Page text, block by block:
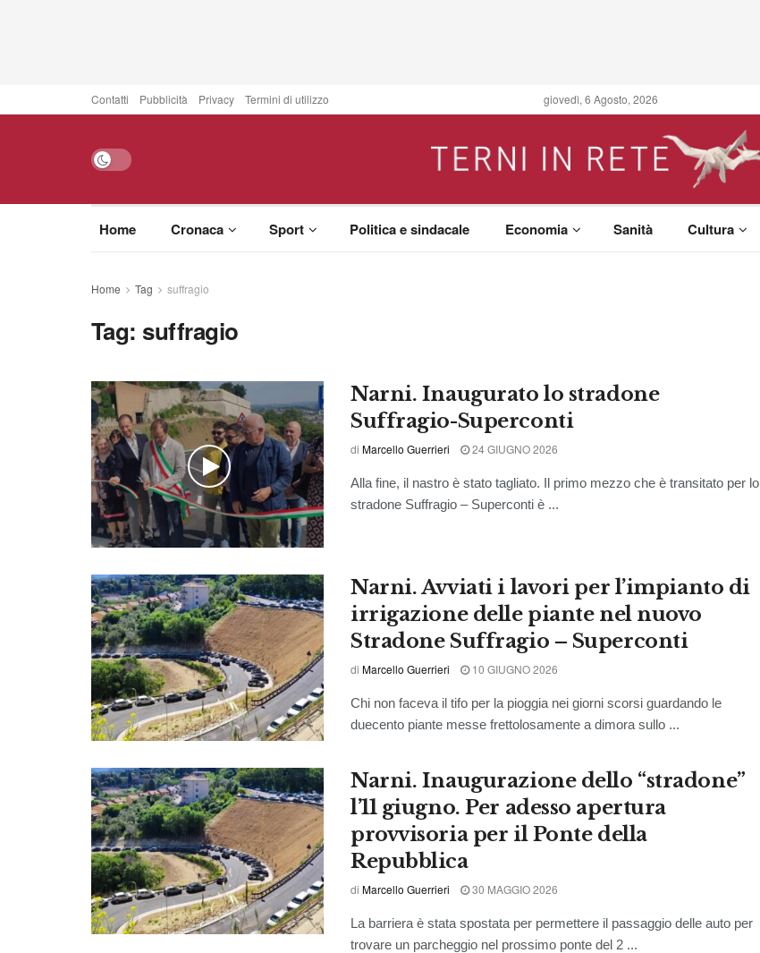
Contatti Pubblicità Privacy Termini di utilizzo giovedì, 6 Agosto, 2026
Home Cronaca Sport Politica e sindacale Economia Sanità Cultura
Home Tag suffragio
Tag: suffragio
Narni. Inaugurato lo stradone
Suffragio-Superconti
di Marcello Guerrieri 24 GIUGNO 2026
Alla fine, il nastro è stato tagliato. Il primo mezzo che è transitato per lo
stradone Suffragio – Superconti è ...
Narni. Avviati i lavori per l’impianto di
irrigazione delle piante nel nuovo
Stradone Suffragio – Superconti
di Marcello Guerrieri 10 GIUGNO 2026
Chi non faceva il tifo per la pioggia nei giorni scorsi guardando le
duecento piante messe frettolosamente a dimora sullo ...
Narni. Inaugurazione dello “stradone”
l’11 giugno. Per adesso apertura
provvisoria per il Ponte della
Repubblica
di Marcello Guerrieri 30 MAGGIO 2026
La barriera è stata spostata per permettere il passaggio delle auto per
trovare un parcheggio nel prossimo ponte del 2 ...